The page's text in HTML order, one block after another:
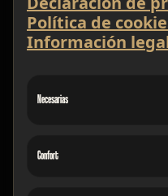
Política de
Información
Necesarias
Confort